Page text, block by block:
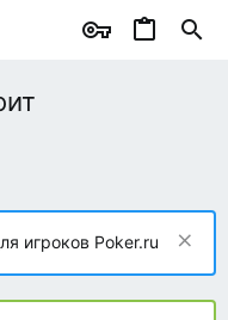
игроков Poker.ru